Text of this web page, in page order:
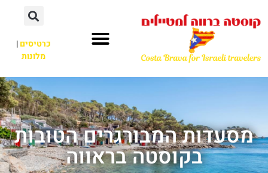
כרטיסים|
מלונות
מסעדות המבורגרים הטובות
בקוסטה בראווה